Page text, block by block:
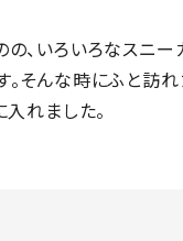
、いろいろなスニ
んな時にふと訪れ
れました。